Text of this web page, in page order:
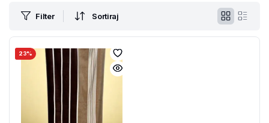
Filter Sortiraj
23%